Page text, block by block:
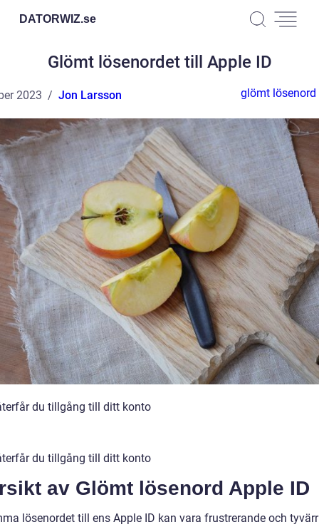
DATORWIZ.se
Glömt lösenordet till Apple ID
2023 Jon Larsson glömt lösenord
du tillgång till ditt konto
du tillgång till ditt konto
av Glömt lösenord Apple ID
lösenordet till ens Apple ID kan vara frustrerande och